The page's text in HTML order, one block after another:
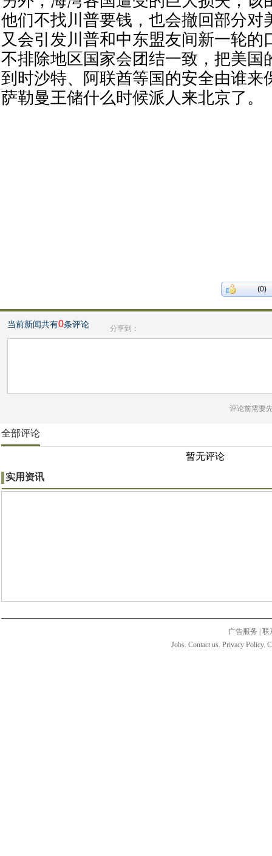
他们不找川普要钱，也会撤回部分对
又会引发川普和中东盟友间新一轮的
不排除地区国家会团结一致，把美国
到时沙特、阿联酋等国的安全由谁来
萨勒曼王储什么时候派人来北京了。
(0)
当前新闻共有0条评论 分享到：
评论前需要
全部评论
暂无评论
实用资讯
广告服务
联
Jobs. Contact us. Privacy Policy.